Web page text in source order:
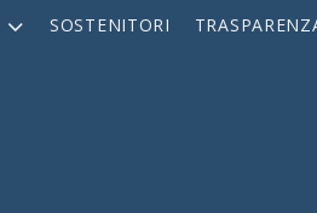
SOSTENITORI